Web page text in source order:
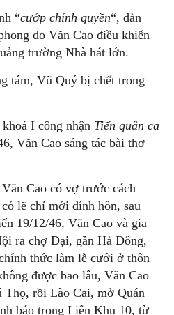
“cướp chính quyền“, dàn
do Văn Cao điều khiển
trường Nhà hát lớn.
tám, Vũ Quý bị chết trong
I công nhận Tiến quân ca
Văn Cao sáng tác bài thơ
Cao có vợ trước cách
lẽ chỉ mới đính hôn, sau
19/12/46, Văn Cao và gia
ra chợ Đại, gần Hà Đông,
thức làm lễ cưới ở thôn
được bao lâu, Văn Cao
Thọ, rồi Lào Cai, mở Quán
báo trong Liên Khu 10, từ